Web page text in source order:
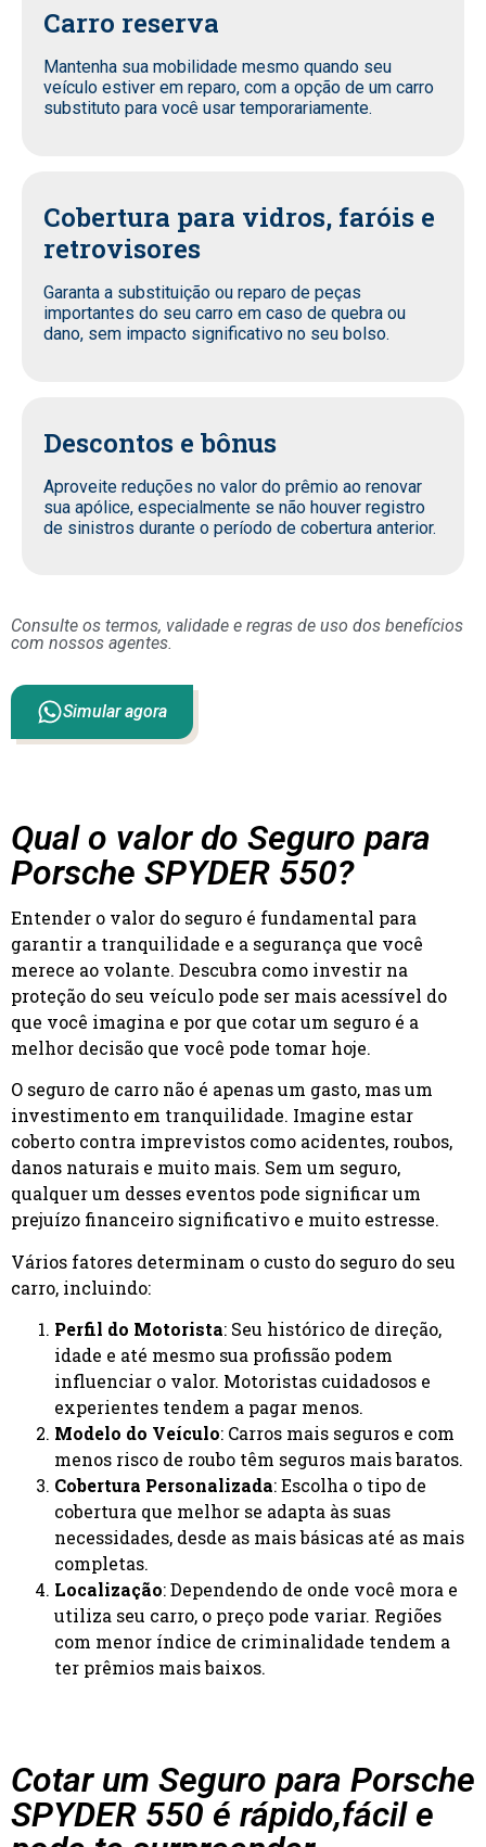
Carro reserva
Mantenha sua mobilidade mesmo quando seu
veículo estiver em reparo, com a opção de um carro
substituto para você usar temporariamente.
Cobertura para vidros, faróis e
retrovisores
Garanta a substituição ou reparo de peças
importantes do seu carro em caso de quebra ou
dano, sem impacto significativo no seu bolso.
Descontos e bônus
Aproveite reduções no valor do prêmio ao renovar
sua apólice, especialmente se não houver registro
de sinistros durante o período de cobertura anterior.
Consulte os termos, validade e regras de uso dos benefícios
com nossos agentes.
Simular agora
Qual o valor do Seguro para
Porsche SPYDER 550?
Entender o valor do seguro é fundamental para
garantir a tranquilidade e a segurança que você
merece ao volante. Descubra como investir na
proteção do seu veículo pode ser mais acessível do
que você imagina e por que cotar um seguro é a
melhor decisão que você pode tomar hoje.
O seguro de carro não é apenas um gasto, mas um
investimento em tranquilidade. Imagine estar
coberto contra imprevistos como acidentes, roubos,
danos naturais e muito mais. Sem um seguro,
qualquer um desses eventos pode significar um
prejuízo financeiro significativo e muito estresse.
Vários fatores determinam o custo do seguro do seu
carro, incluindo:
Perfil do Motorista: Seu histórico de direção,
idade e até mesmo sua profissão podem
influenciar o valor. Motoristas cuidadosos e
experientes tendem a pagar menos.
Modelo do Veículo: Carros mais seguros e com
menos risco de roubo têm seguros mais baratos.
Cobertura Personalizada: Escolha o tipo de
cobertura que melhor se adapta às suas
necessidades, desde as mais básicas até as mais
completas.
Localização: Dependendo de onde você mora e
utiliza seu carro, o preço pode variar. Regiões
com menor índice de criminalidade tendem a
ter prêmios mais baixos.
Cotar um Seguro para Porsche
SPYDER 550 é rápido,fácil e